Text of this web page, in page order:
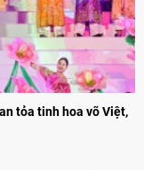
tỏa tinh hoa võ Việt,